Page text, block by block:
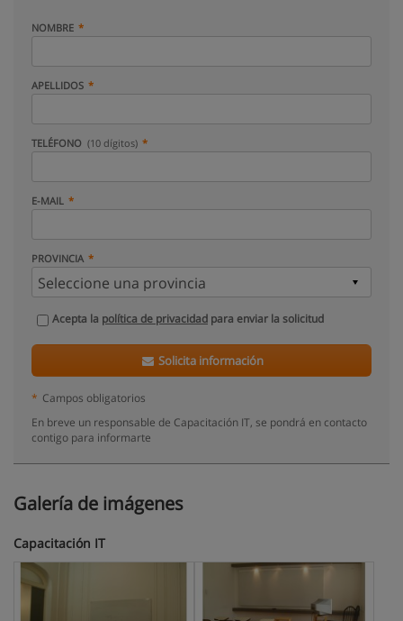
NOMBRE
APELLIDOS
TELÉFONO (10 dígitos)
E-MAIL
PROVINCIA
Acepta la política de privacidad para enviar la solicitud
Solicita información
* Campos obligatorios
En breve un responsable de Capacitación IT, se pondrá en contacto
contigo para informarte
Galería de imágenes
Capacitación IT